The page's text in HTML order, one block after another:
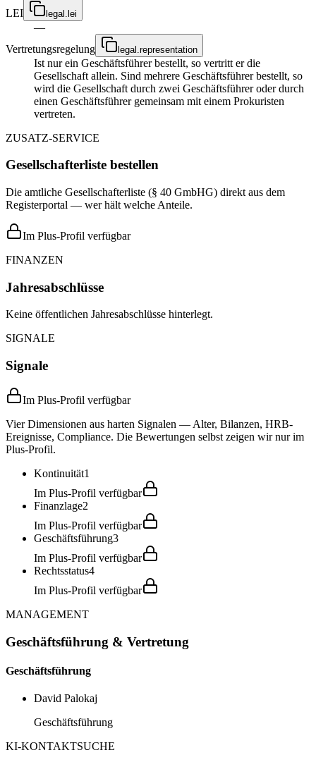
LEI legal.lei
—
Vertretungsregelung
legal.representation
Ist nur ein Geschäftsführer bestellt, so vertritt er die
Gesellschaft allein. Sind mehrere Geschäftsführer bestellt, so
wird die Gesellschaft durch zwei Geschäftsführer oder durch
einen Geschäftsführer gemeinsam mit einem Prokuristen
vertreten.
ZUSATZ-SERVICE
Gesellschafterliste bestellen
Die amtliche Gesellschafterliste (§ 40 GmbHG) direkt aus dem
Registerportal — wer hält welche Anteile.
Im Plus-Profil verfügbar
FINANZEN
Jahresabschlüsse
Keine öffentlichen Jahresabschlüsse hinterlegt.
SIGNALE
Signale
Im Plus-Profil verfügbar
Vier Dimensionen aus harten Signalen — Alter, Bilanzen, HRB-
Ereignisse, Compliance. Die Bewertungen selbst zeigen wir nur im
Plus-Profil.
Kontinuität1
Im Plus-Profil verfügbar
Finanzlage2
Im Plus-Profil verfügbar
Geschäftsführung3
Im Plus-Profil verfügbar
Rechtsstatus4
Im Plus-Profil verfügbar
MANAGEMENT
Geschäftsführung & Vertretung
Geschäftsführung
David Palokaj
Geschäftsführung
KI-KONTAKTSUCHE